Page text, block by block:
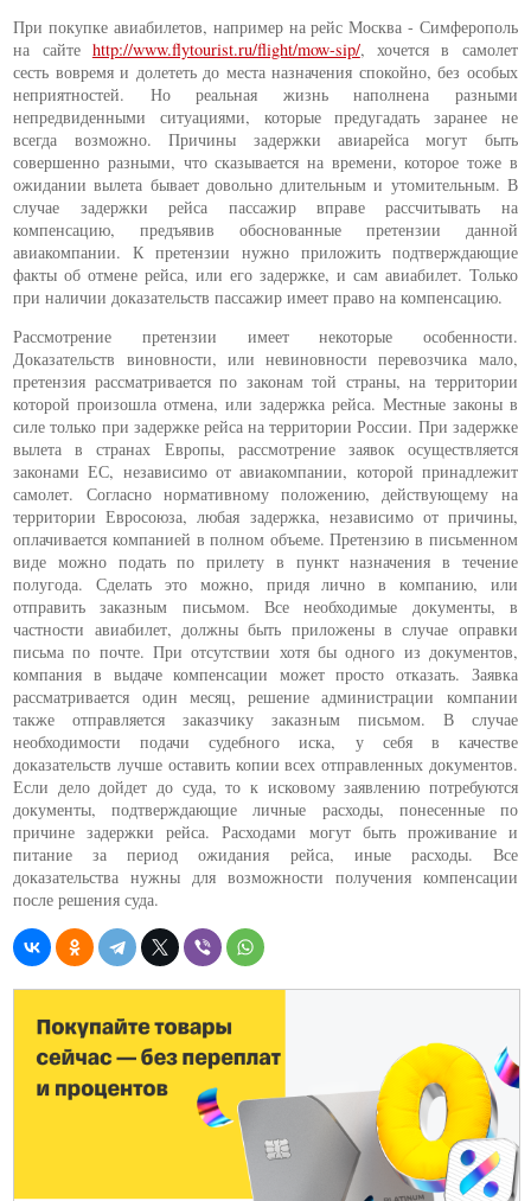
При покупке авиабилетов, например на рейс Москва - Симферополь
на сайте http://www.flytourist.ru/flight/mow-sip/, хочется в самолет
сесть вовремя и долететь до места назначения спокойно, без особых
неприятностей. Но реальная жизнь наполнена разными
непредвиденными ситуациями, которые предугадать заранее не
всегда возможно. Причины задержки авиарейса могут быть
совершенно разными, что сказывается на времени, которое тоже в
ожидании вылета бывает довольно длительным и утомительным. В
случае задержки рейса пассажир вправе рассчитывать на
компенсацию, предъявив обоснованные претензии данной
авиакомпании. К претензии нужно приложить подтверждающие
факты об отмене рейса, или его задержке, и сам авиабилет. Только
при наличии доказательств пассажир имеет право на компенсацию.
Рассмотрение претензии имеет некоторые особенности.
Доказательств виновности, или невиновности перевозчика мало,
претензия рассматривается по законам той страны, на территории
которой произошла отмена, или задержка рейса. Местные законы в
силе только при задержке рейса на территории России. При задержке
вылета в странах Европы, рассмотрение заявок осуществляется
законами ЕС, независимо от авиакомпании, которой принадлежит
самолет. Согласно нормативному положению, действующему на
территории Евросоюза, любая задержка, независимо от причины,
оплачивается компанией в полном объеме. Претензию в письменном
виде можно подать по прилету в пункт назначения в течение
полугода. Сделать это можно, придя лично в компанию, или
отправить заказным письмом. Все необходимые документы, в
частности авиабилет, должны быть приложены в случае оправки
письма по почте. При отсутствии хотя бы одного из документов,
компания в выдаче компенсации может просто отказать. Заявка
рассматривается один месяц, решение администрации компании
также отправляется заказчику заказным письмом. В случае
необходимости подачи судебного иска, у себя в качестве
доказательств лучше оставить копии всех отправленных документов.
Если дело дойдет до суда, то к исковому заявлению потребуются
документы, подтверждающие личные расходы, понесенные по
причине задержки рейса. Расходами могут быть проживание и
питание за период ожидания рейса, иные расходы. Все
доказательства нужны для возможности получения компенсации
после решения суда.